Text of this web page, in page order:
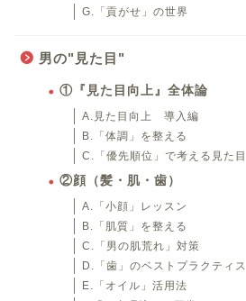
G.「貢がせ」の世界
男の"見た目"
①『見た目向上』全体論
A.見た目向上 導入編
B.「体調」を整える
C.「優先順位」で考える見た目
②顔（髪・肌・歯）
A.「小顔」レッスン
B.「肌質」を整える
C.「男の肌荒れ」対策
D.「歯」のベストプラクティス
E.「オイル」活用法